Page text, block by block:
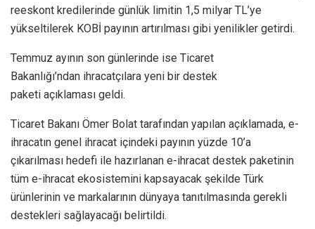
reeskont kredilerinde günlük limitin 1,5 milyar TL’ye
yükseltilerek KOBİ payının artırılması gibi yenilikler getirdi.
Temmuz ayının son günlerinde ise Ticaret
Bakanlığı’ndan ihracatçılara yeni bir destek
paketi açıklaması geldi.
Ticaret Bakanı Ömer Bolat tarafından yapılan açıklamada, e-
ihracatın genel ihracat içindeki payının yüzde 10’a
çıkarılması hedefi ile hazırlanan e-ihracat destek paketinin
tüm e-ihracat ekosistemini kapsayacak şekilde Türk
ürünlerinin ve markalarının dünyaya tanıtılmasında gerekli
destekleri sağlayacağı belirtildi.